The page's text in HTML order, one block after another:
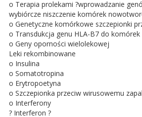
o Terapia prolekami ?wprowadzanie
wybiórcze niszczenie komórek
o Genetyczne komórkowe szczepionki
o Transdukcja genu HLA-B7 do komórek
o Geny oporności wielolekowej
Leki rekombinowane
o Insulina
o Somatotropina
o Erytropoetyna
o Szczepionka przeciw wirusowemu
o Interferony
? Interferon ?